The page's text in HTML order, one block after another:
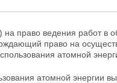
право ведения работ в
право на
атомной
атомной энергии